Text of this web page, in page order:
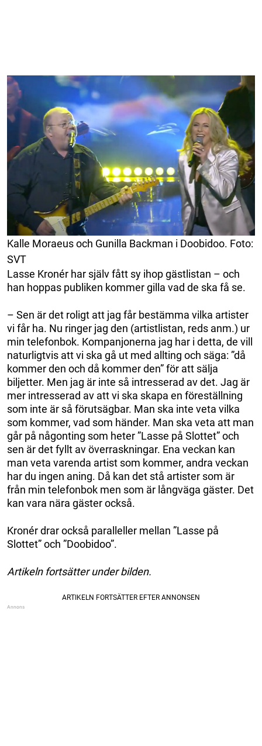
Kalle Moraeus och Gunilla Backman i Doobidoo. Foto:
SVT
Lasse Kronér har själv fått sy ihop gästlistan – och
han hoppas publiken kommer gilla vad de ska få se.
– Sen är det roligt att jag får bestämma vilka artister
vi får ha. Nu ringer jag den (artistlistan, reds anm.) ur
min telefonbok. Kompanjonerna jag har i detta, de vill
naturligtvis att vi ska gå ut med allting och säga: ”då
kommer den och då kommer den” för att sälja
biljetter. Men jag är inte så intresserad av det. Jag är
mer intresserad av att vi ska skapa en föreställning
som inte är så förutsägbar. Man ska inte veta vilka
som kommer, vad som händer. Man ska veta att man
går på någonting som heter ”Lasse på Slottet” och
sen är det fyllt av överraskningar. Ena veckan kan
man veta varenda artist som kommer, andra veckan
har du ingen aning. Då kan det stå artister som är
från min telefonbok men som är långväga gäster. Det
kan vara nära gäster också.
Kronér drar också paralleller mellan ”Lasse på
Slottet” och ”Doobidoo”.
Artikeln fortsätter under bilden.